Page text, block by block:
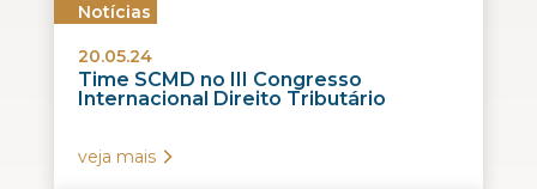
Notícias
20.05.24
Time SCMD no III Congresso
Internacional Direito Tributário
veja mais